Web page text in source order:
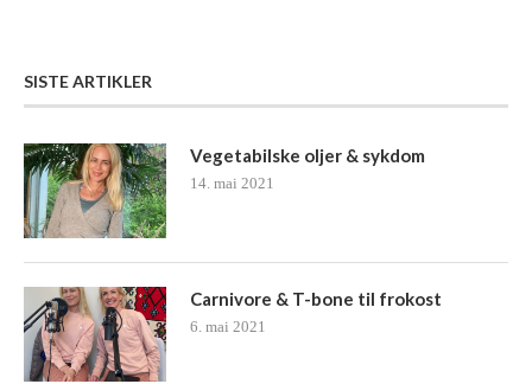
SISTE ARTIKLER
Vegetabilske oljer & sykdom
14. mai 2021
Carnivore & T-bone til frokost
6. mai 2021